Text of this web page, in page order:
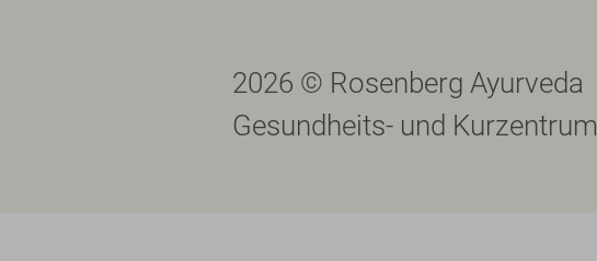
2026 © Rosenberg Ayurveda
Gesundheits- und Kurzentrum